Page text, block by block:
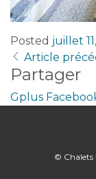
Posted juillet
Article
Partager
Gplus
© Chalets